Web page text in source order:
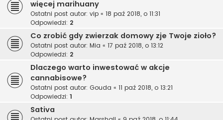
więcej marihuany
Ostatni post autor: vip « 18 paź 2018, o 11:31
Odpowiedzi: 2
Co zrobić gdy zwierzak domowy zje Twoje zioło?
Ostatni post autor: Mia « 17 paź 2018, o 13:12
Odpowiedzi: 2
Dlaczego warto inwestować w akcje
cannabisowe?
Ostatni post autor: Gouda « 11 paź 2018, o 13:21
Odpowiedzi: 1
Sativa